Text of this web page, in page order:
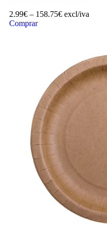
2.99€ – 158.75€ excl/iva
Comprar